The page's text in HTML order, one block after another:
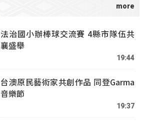
法治國小辦棒球交流賽 4縣市隊伍共
襄盛舉
19:44
台澳原民藝術家共創作品 同登Garma
音樂節
19:37